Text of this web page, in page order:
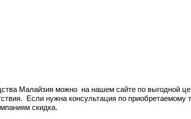
Малайзия можно на нашем сайте по выгодной
Если нужна консультация по приобретаемому
скидка.